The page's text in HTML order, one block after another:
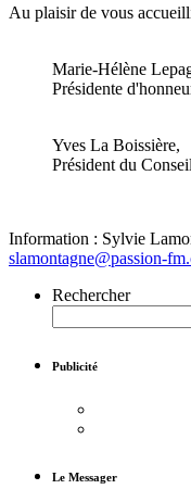
Au plaisir de vous
Marie-Hélène
Présidente
Yves La Boissière,
Président du
Information : Sylvie
slamontagne@passion-
Rechercher
Publicité
Le Messager